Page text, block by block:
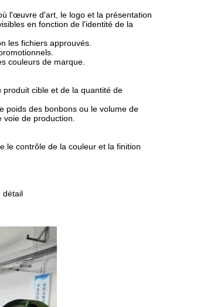
l'œuvre d'art, le logo et la présentation
en fonction de l'identité de la
les fichiers approuvés.
couleurs de marque.
cible et de la quantité de
poids des bonbons ou le volume de
de production.
contrôle de la couleur et la finition
détail